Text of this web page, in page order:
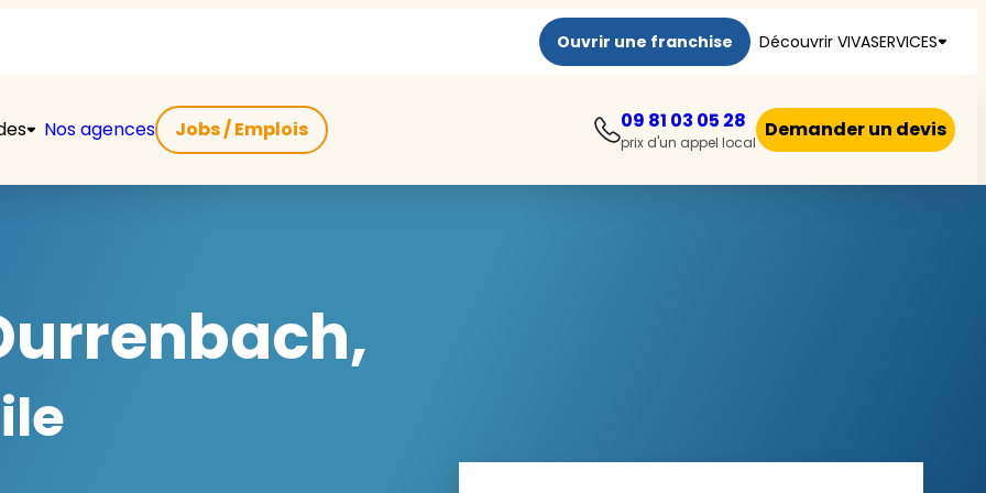
Ouvrir une franchise Découvrir VIVASERVICES
Nos agences Jobs / Emplois 09 81 03 05 28
prix d'un appel local
Demander un devis